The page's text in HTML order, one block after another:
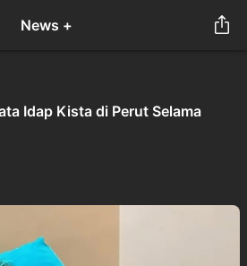
News +
Idap Kista di Perut Selama